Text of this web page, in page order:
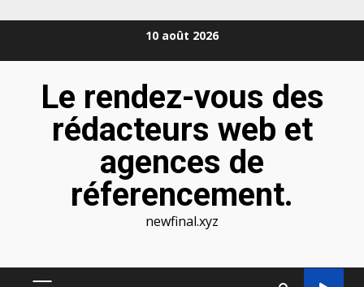
10 août 2026
Le rendez-vous des
rédacteurs web et
agences de
réferencement.
newfinal.xyz